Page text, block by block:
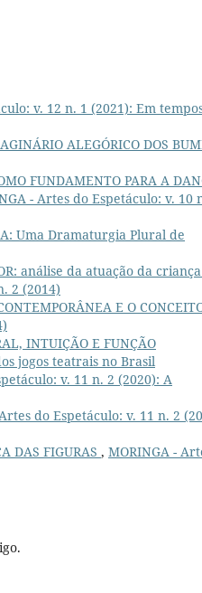
v. 12 n. 1 (2021): Em
ALEGÓRICO DOS
FUNDAMENTO PARA A
- Artes do Espetáculo: v. 10
Uma Dramaturgia Plural de
análise da atuação da
2 (2014)
E O
INTUIÇÃO E FUNÇÃO
jogos teatrais no Brasil
v. 11 n. 2 (2020): A
do Espetáculo: v. 11 n. 2
DAS FIGURAS , MORINGA -